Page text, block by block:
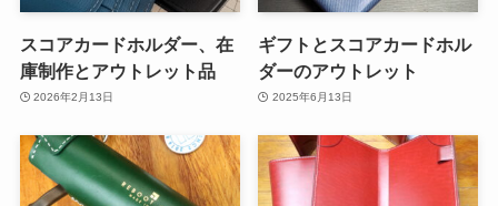
スコアカードホルダー、在
庫制作とアウトレット品
2026年2月13日
ギフトとスコアカードホル
ダーのアウトレット
2025年6月13日